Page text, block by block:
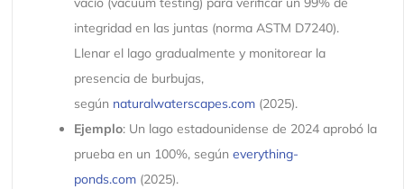
integridad en las juntas (norma ASTM D7240).
Llenar el lago gradualmente y monitorear la
presencia de burbujas,
según naturalwaterscapes.com(2025).
Ejemplo: Un lago estadounidense de 2024 aprobó la
prueba en un 100%, según everything-
ponds.com(2025).